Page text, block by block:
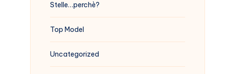
Stelle…perchè?
Top Model
Uncategorized